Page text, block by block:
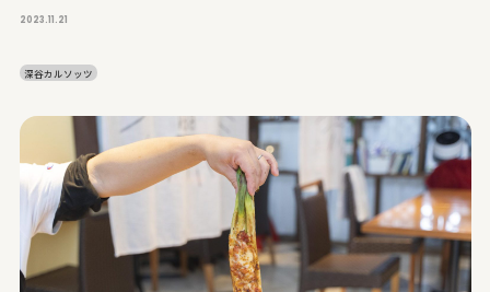
2023.11.21
深谷カルソッツ